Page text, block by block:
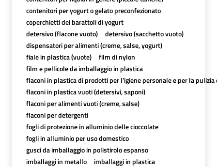
contenitori per yogurt o gelato preconfezionato
coperchietti dei barattoli di yogurt
detersivo (flacone vuoto)
detersivo (sacchetto vuoto)
dispensatori per alimenti (creme, salse, yogurt)
fiale in plastica (vuote)
film di nylon
film e pellicole da imballaggio in plastica
flaconi in plastica di prodotti per l’igiene personale e per la pulizia
flaconi in plastica vuoti (detersivi, saponi)
flaconi per alimenti vuoti (creme, salse)
flaconi per detergenti
fogli di protezione in alluminio delle cioccolate
fogli in alluminio per uso domestico
gusci da imballaggio in polistirolo espanso
imballaggi in metallo
imballaggi in plastica